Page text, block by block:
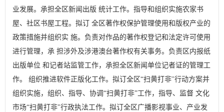
业发展。承担全区新闻出版 统计工作。指导和组织实施农家书
屋、社区书屋工程。拟订 全区著作权保护管理使用和版权产业的
政策措施并组织实 施。负责对作品的著作权登记和法定许可使用
进行管理，承 担涉外及涉港澳台著作权有关事务。负责区内报纸
出版单位 和记者站监管工作，承担全区新闻单位记者证的管理工
作。 组织推进软件正版化工作。拟订全区“扫黄打非''行动方案并
组织实施，组织、指导、协调“扫黄打非”工作，指导、监督 文化
市场“扫黄打非"行政执法工作。拟订全区广播影视事业、产业发